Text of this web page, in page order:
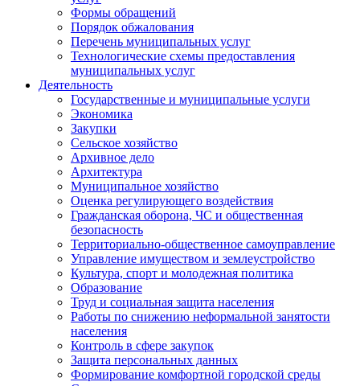
Формы обращений
Порядок обжалования
Перечень муниципальных услуг
Технологические схемы предоставления
муниципальных услуг
Деятельность
Государственные и муниципальные услуги
Экономика
Закупки
Сельское хозяйство
Архивное дело
Архитектура
Муниципальное хозяйство
Оценка регулирующего воздействия
Гражданская оборона, ЧС и общественная
безопасность
Территориально-общественное самоуправление
Управление имуществом и землеустройство
Культура, спорт и молодежная политика
Образование
Труд и социальная защита населения
Работы по снижению неформальной занятости
населения
Контроль в сфере закупок
Защита персональных данных
Формирование комфортной городской среды